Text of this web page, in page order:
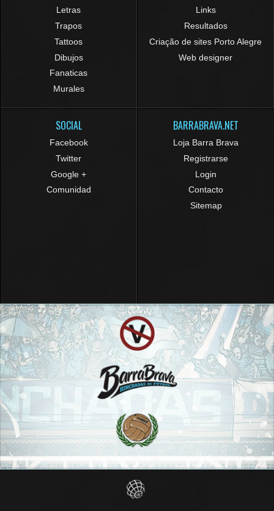
Letras
Trapos
Tattoos
Dibujos
Fanaticas
Murales
Links
Resultados
Criação de sites Porto Alegre
Web designer
SOCIAL
Facebook
Twitter
Google +
Comunidad
BARRABRAVA.NET
Loja Barra Brava
Registrarse
Login
Contacto
Sitemap